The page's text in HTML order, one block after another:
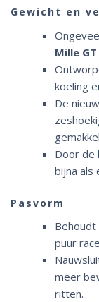
Gewicht en
Mille GT
koeling
De
Door de
bijna als
Pasvorm
Behoudt
puur
meer
ritten.